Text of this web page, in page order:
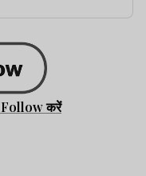
Follow करें